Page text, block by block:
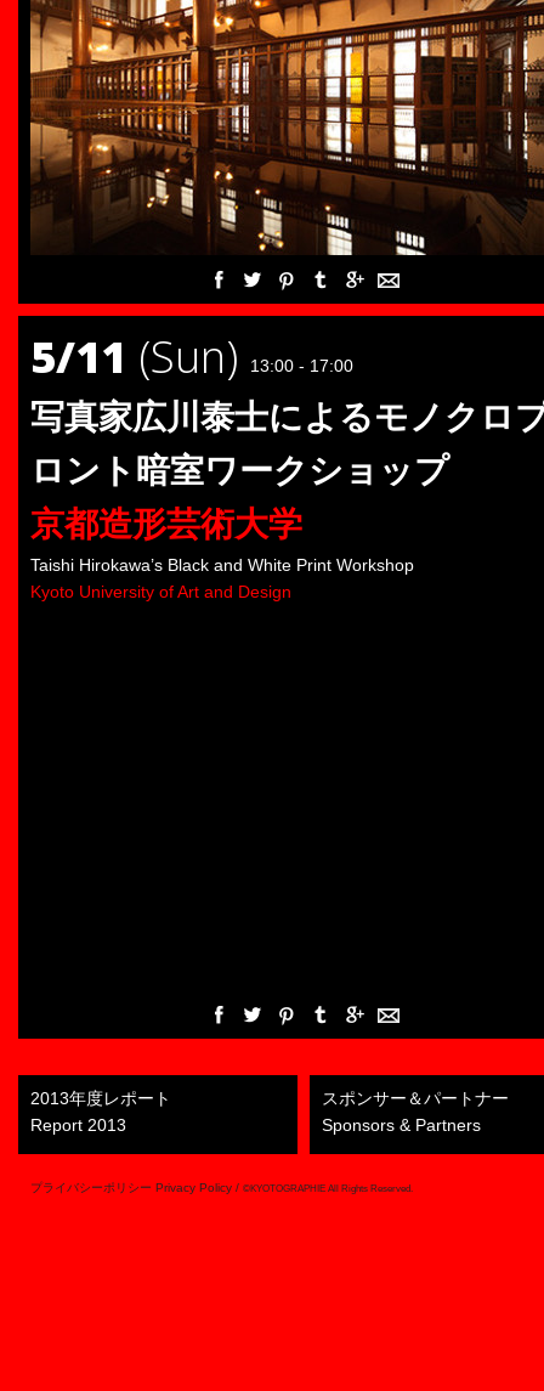
5/11 (Sun) 13:00 - 17:00
写真家広川泰士によるモノクロ
ロント暗室ワークショップ
京都造形芸術大学
Taishi Hirokawa’s Black and White Print Workshop
Kyoto University of Art and Design
2013年度レポート
Report 2013
スポンサー＆パートナー
Sponsors & Partners
プライバシーポリシー Privacy Policy / ©KYOTOGRAPHIE All Rights Reserved.